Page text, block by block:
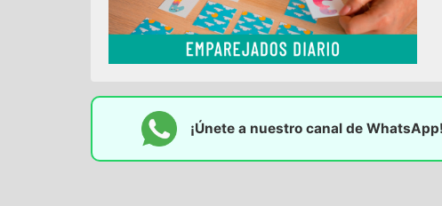
¡Únete a nuestro canal de WhatsApp!